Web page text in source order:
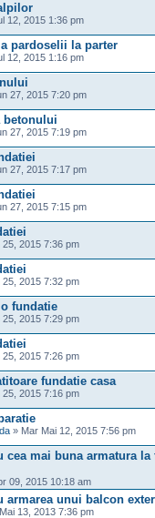
12, 2015 1:36 pm
pardoselii la parter
12, 2015 1:16 pm
27, 2015 7:20 pm
betonului
27, 2015 7:19 pm
27, 2015 7:17 pm
27, 2015 7:15 pm
25, 2015 7:36 pm
25, 2015 7:32 pm
fundatie
25, 2015 7:29 pm
25, 2015 7:26 pm
fundatie casa
25, 2015 7:16 pm
» Mar Mai 12, 2015 7:56 pm
cea mai buna armatura la
09, 2015 10:18 am
armarea unui balcon
13, 2013 7:36 pm